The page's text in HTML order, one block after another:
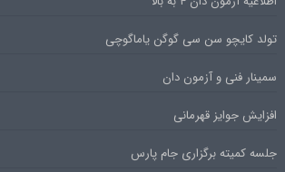
تولد کایچو سن سی گوگن یاماگوچی
سمینار فنی و آزمون دان
افزایش جوایز قهرمانی
جلسه کمیته برگزاری جام پارس